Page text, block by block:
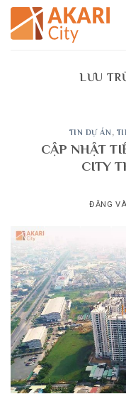
Bỏ
qua
nội
LƯU
TIN DỰ ÁN ,
CẬP NHẬT
CITY
ĐĂNG